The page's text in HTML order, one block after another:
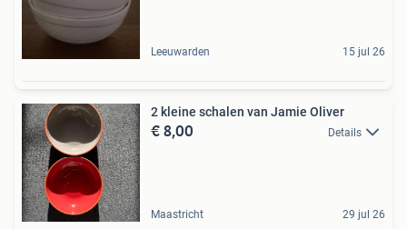
Leeuwarden 15 jul 26
2 kleine schalen van Jamie Oliver
€ 8,00 Details
Maastricht 29 jul 26